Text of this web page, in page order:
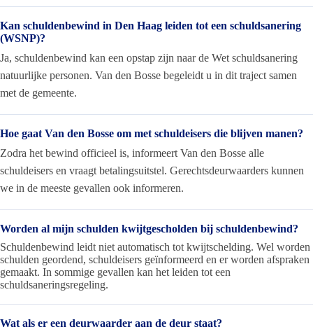
Kan schuldenbewind in Den Haag leiden tot een schuldsanering
(WSNP)?
Ja, schuldenbewind kan een opstap zijn naar de Wet schuldsanering
natuurlijke personen. Van den Bosse begeleidt u in dit traject samen
met de gemeente.
Hoe gaat Van den Bosse om met schuldeisers die blijven manen?
Zodra het bewind officieel is, informeert Van den Bosse alle
schuldeisers en vraagt betalingsuitstel. Gerechtsdeurwaarders kunnen
we in de meeste gevallen ook informeren.
Worden al mijn schulden kwijtgescholden bij schuldenbewind?
Schuldenbewind leidt niet automatisch tot kwijtschelding. Wel worden
schulden geordend, schuldeisers geïnformeerd en er worden afspraken
gemaakt. In sommige gevallen kan het leiden tot een
schuldsaneringsregeling.
Wat als er een deurwaarder aan de deur staat?